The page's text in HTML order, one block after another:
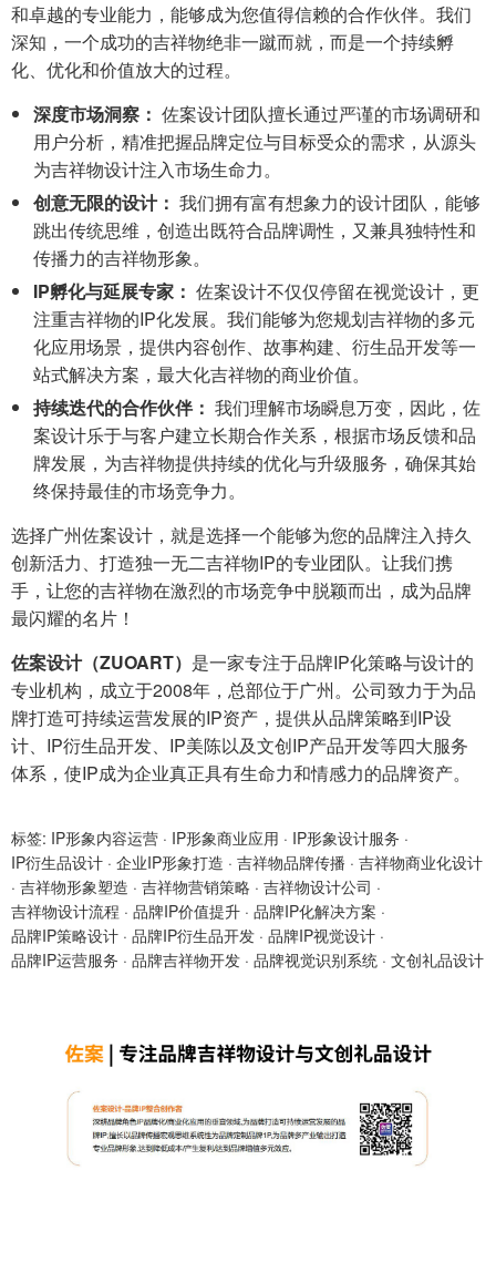
和卓越的专业能力，能够成为您值得信赖的合作伙伴。我们
深知，一个成功的吉祥物绝非一蹴而就，而是一个持续孵
化、优化和价值放大的过程。
深度市场洞察： 佐案设计团队擅长通过严谨的市场调研和
用户分析，精准把握品牌定位与目标受众的需求，从源头
为吉祥物设计注入市场生命力。
创意无限的设计： 我们拥有富有想象力的设计团队，能够
跳出传统思维，创造出既符合品牌调性，又兼具独特性和
传播力的吉祥物形象。
IP孵化与延展专家： 佐案设计不仅仅停留在视觉设计，更
注重吉祥物的IP化发展。我们能够为您规划吉祥物的多元
化应用场景，提供内容创作、故事构建、衍生品开发等一
站式解决方案，最大化吉祥物的商业价值。
持续迭代的合作伙伴： 我们理解市场瞬息万变，因此，佐
案设计乐于与客户建立长期合作关系，根据市场反馈和品
牌发展，为吉祥物提供持续的优化与升级服务，确保其始
终保持最佳的市场竞争力。
选择广州佐案设计，就是选择一个能够为您的品牌注入持久
创新活力、打造独一无二吉祥物IP的专业团队。让我们携
手，让您的吉祥物在激烈的市场竞争中脱颖而出，成为品牌
最闪耀的名片！
佐案设计（ZUOART） 是一家专注于品牌IP化策略与设计的
专业机构，成立于2008年，总部位于广州。公司致力于为品
牌打造可持续运营发展的IP资产，提供从品牌策略到IP设
计、IP衍生品开发、IP美陈以及文创IP产品开发等四大服务
体系，使IP成为企业真正具有生命力和情感力的品牌资产。
标签: IP形象内容运营 · IP形象商业应用 · IP形象设计服务 ·
IP衍生品设计 · 企业IP形象打造 · 吉祥物品牌传播 · 吉祥物商业化设计
· 吉祥物形象塑造 · 吉祥物营销策略 · 吉祥物设计公司 ·
吉祥物设计流程 · 品牌IP价值提升 · 品牌IP化解决方案 ·
品牌IP策略设计 · 品牌IP衍生品开发 · 品牌IP视觉设计 ·
品牌IP运营服务 · 品牌吉祥物开发 · 品牌视觉识别系统 · 文创礼品设计